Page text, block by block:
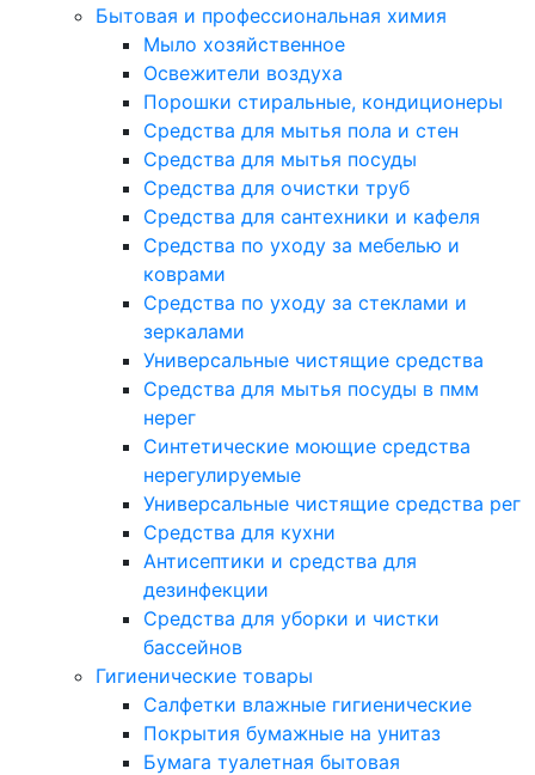
Бытовая и профессиональная химия
Мыло хозяйственное
Освежители воздуха
Порошки стиральные, кондиционеры
Средства для мытья пола и стен
Средства для мытья посуды
Средства для очистки труб
Средства для сантехники и кафеля
Средства по уходу за мебелью и
коврами
Средства по уходу за стеклами и
зеркалами
Универсальные чистящие средства
Средства для мытья посуды в пмм
нерег
Синтетические моющие средства
нерегулируемые
Универсальные чистящие средства рег
Средства для кухни
Антисептики и средства для
дезинфекции
Средства для уборки и чистки
бассейнов
Гигиенические товары
Салфетки влажные гигиенические
Покрытия бумажные на унитаз
Бумага туалетная бытовая